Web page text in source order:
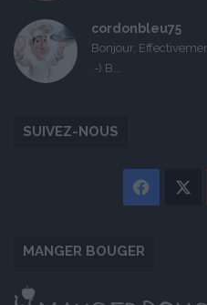
cordonbleu75
Bonjour,
:-) B...
SUIVEZ-NOUS
MANGER BOUGER